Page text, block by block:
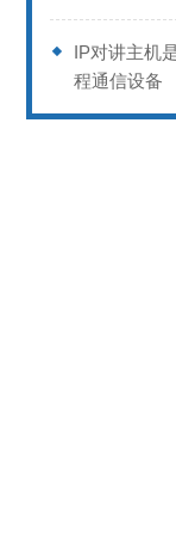
IP对讲主机
程通信设备